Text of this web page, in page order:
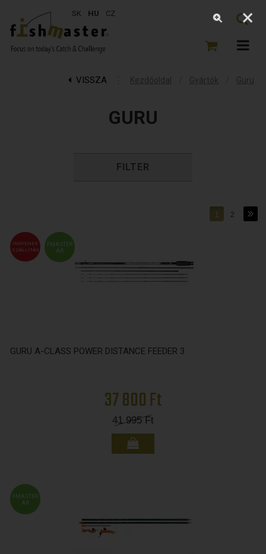
SK HU CZ
VISSZA Kezdőoldal Gyártók Guru
GURU
FILTER
1 2
FMASTER
ÁR
INGYENES
SZÁLLÍTÁS
GURU A-CLASS POWER DISTANCE FEEDER 3
37 800 Ft
41 995Ft
FMASTER
ÁR